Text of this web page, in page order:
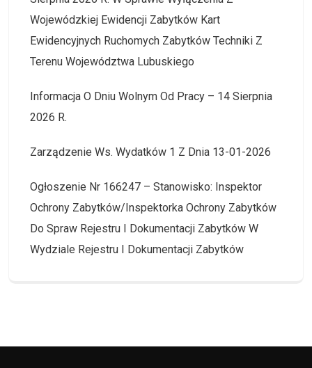
Wojewódzkiej Ewidencji Zabytków Kart
Ewidencyjnych Ruchomych Zabytków Techniki Z
Terenu Województwa Lubuskiego
Informacja O Dniu Wolnym Od Pracy – 14 Sierpnia
2026 R.
Zarządzenie Ws. Wydatków 1 Z Dnia 13-01-2026
Ogłoszenie Nr 166247 – Stanowisko: Inspektor
Ochrony Zabytków/Inspektorka Ochrony Zabytków
Do Spraw Rejestru I Dokumentacji Zabytków W
Wydziale Rejestru I Dokumentacji Zabytków